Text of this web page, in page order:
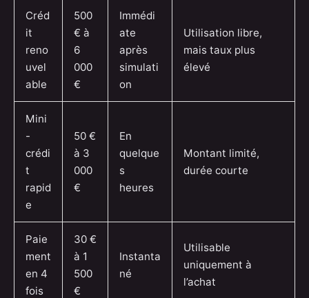
Créd
it
reno
uvel
able
500
€ à
6
000
€
Immédi
ate
après
simulati
on
Utilisation libre,
mais taux plus
élevé
Mini
-
crédi
t
rapid
e
50 €
à 3
000
€
En
quelque
s
heures
Montant limité,
durée courte
Paie
ment
en 4
fois
30 €
à 1
500
€
Instanta
né
Utilisable
uniquement à
l’achat